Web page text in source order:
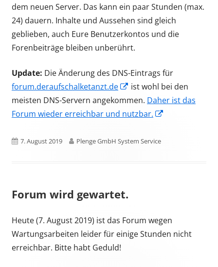
dem neuen Server. Das kann ein paar Stunden (max.
24) dauern. Inhalte und Aussehen sind gleich
geblieben, auch Eure Benutzerkontos und die
Forenbeiträge bleiben unberührt.
Update: Die Änderung des DNS-Eintrags für
forum.deraufschalketanzt.de
Opens
in
a
window
ist wohl bei den
meisten DNS-Servern angekommen. Daher ist das
Forum wieder erreichbar und nutzbar.
Published
7. August 2019 Author
Plenge GmbH System Service
Forum wird gewartet.
Heute (7. August 2019) ist das Forum wegen
Wartungsarbeiten leider für einige Stunden nicht
erreichbar. Bitte habt Geduld!